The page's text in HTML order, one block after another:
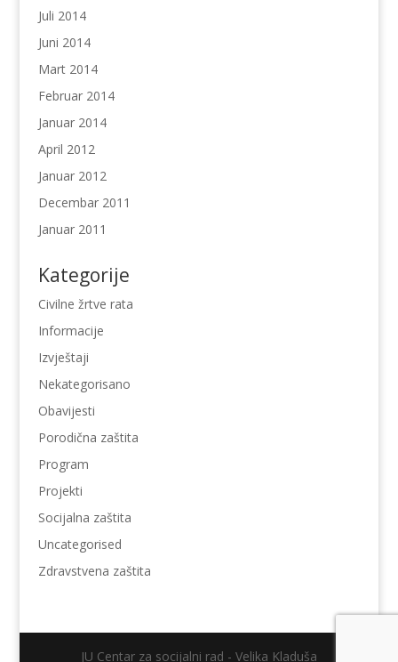
Juli 2014
Juni 2014
Mart 2014
Februar 2014
Januar 2014
April 2012
Januar 2012
Decembar 2011
Januar 2011
Kategorije
Civilne žrtve rata
Informacije
Izvještaji
Nekategorisano
Obavijesti
Porodična zaštita
Program
Projekti
Socijalna zaštita
Uncategorised
Zdravstvena zaštita
JU Centar za socijalni rad - Velika Kladuša